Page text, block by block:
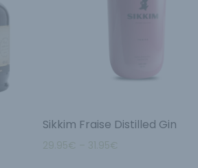
Sikkim Fraise Distilled Gin
29.95€ – 31.95€